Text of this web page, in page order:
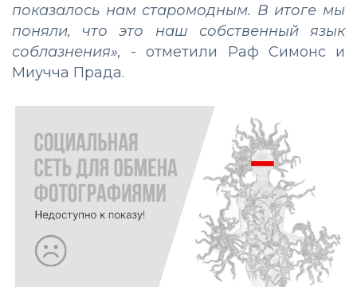
показалось нам старомодным. В итоге мы
поняли, что это наш собственный язык
соблазнения», - отметили Раф Симонс и
Миучча Прада.